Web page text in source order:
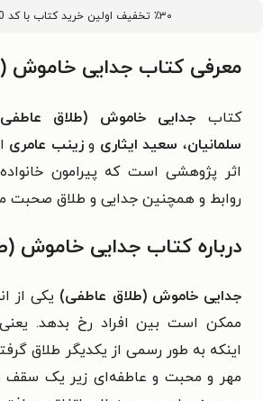
٪۳۰ تخفیف اولین خرید کتاب با کد
معرفی کتاب جدایی خاموش
کتاب جدایی خاموش (طلاق
سلمانیان،سعید ایثاری وزینب عامری
اثر پژوهشی است که پیرامون
روابط و همچنین جدایی و طلاق صحبت
درباره کتاب جدایی خاموش
جدایی خاموش (طلاق عاطفی) یکی از
ممکن است بین افراد رخ بدهد.
اینکه به طور رسمی از یکدیگر طلاق
مهر و محبت و عاطفه‌ای زیر یک سقف